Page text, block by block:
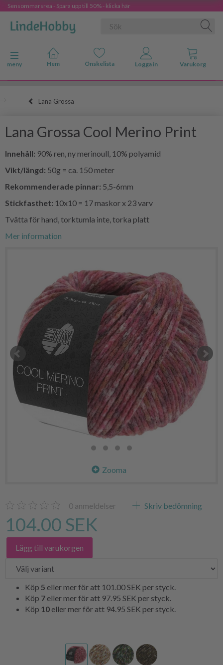
Sensommarsrea - Spara upp till 50% - klicka här
Ändra navigering
meny
Lana Grossa
Lana Grossa Cool Merino Print
Innehåll: 90% ren, ny merinoull, 10% polyamid
Vikt/längd: 50g = ca. 150 meter
Rekommenderade pinnar: 5,5-6mm
Stickfasthet: 10x10 = 17 maskor x 23 varv
Tvätta för hand, torktumla inte, torka platt
Mer information
Zooma
0 anmeldelser Skriv bedömning
104.00 SEK
Lägg till varukorgen
Köp 5 eller mer för att 101.00 SEK per styck.
Köp 7 eller mer för att 97.95 SEK per styck.
Köp 10 eller mer för att 94.95 SEK per styck.